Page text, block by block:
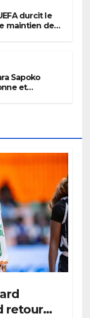
durcit le
maintien de
Sapoko
et
retour